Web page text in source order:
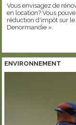
Vous envisagez de
en location? Vous
réduction d'impôt sur
Denormandie ».
ENVIRONNEMENT